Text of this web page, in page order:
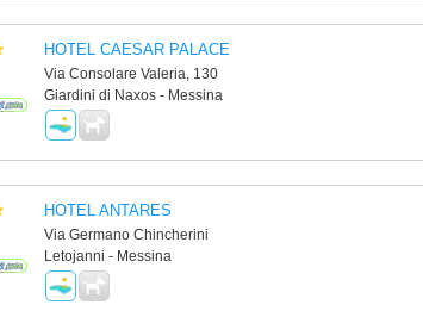
HOTEL CAESAR PALACE
Via Consolare Valeria, 130
Giardini di Naxos - Messina
HOTEL ANTARES
Via Germano Chincherini
Letojanni - Messina